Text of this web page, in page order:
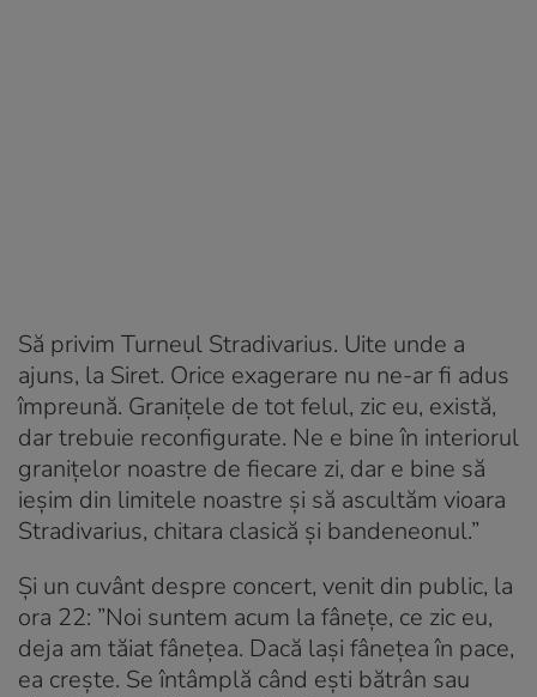
Să privim Turneul Stradivarius. Uite unde a
ajuns, la Siret. Orice exagerare nu ne-ar fi adus
împreună. Granițele de tot felul, zic eu, există,
dar trebuie reconfigurate. Ne e bine în interiorul
granițelor noastre de fiecare zi, dar e bine să
ieșim din limitele noastre și să ascultăm vioara
Stradivarius, chitara clasică și bandeneonul.”
Și un cuvânt despre concert, venit din public, la
ora 22: ”Noi suntem acum la fânețe, ce zic eu,
deja am tăiat fânețea. Dacă lași fânețea în pace,
ea crește. Se întâmplă când ești bătrân sau